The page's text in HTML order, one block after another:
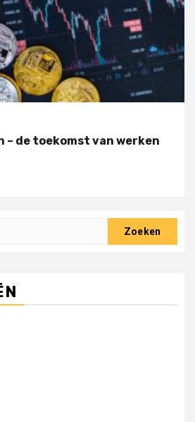
– de toekomst van werken